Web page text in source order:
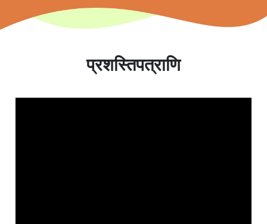
प्रशस्तिपत्राणि